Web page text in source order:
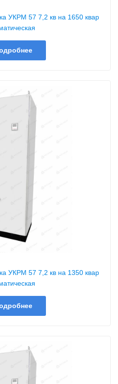
УКРМ 57 7,2 кв на 1650 квар
УКРМ 57 7,2 кв на 1350 квар